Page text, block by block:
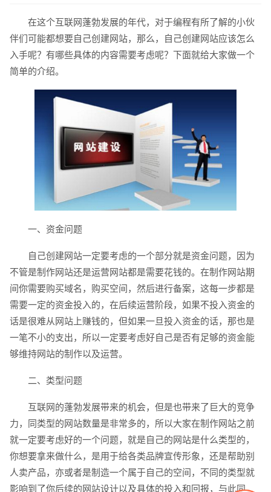
在这个互联网蓬勃发展的年代，对于编程有所了解的小伙
伴们可能都想要自己创建网站，那么，自己创建网站应该怎么
入手呢？有哪些具体的内容需要考虑呢？下面就给大家做一个
简单的介绍。
一、资金问题
自己创建网站一定要考虑的一个部分就是资金问题，因为
不管是制作网站还是运营网站都是需要花钱的。在制作网站期
间你需要购买域名，购买空间，然后进行备案，这每一步都是
需要一定的资金投入的，在后续运营阶段，如果不投入资金的
话是很难从网站上赚钱的，但如果一旦投入资金的话，那也是
一笔不小的支出，所以一定要考虑好自己是否有足够的资金能
够维持网站的制作以及运营。
二、类型问题
互联网的蓬勃发展带来的机会，但是也带来了巨大的竞争
力，同类型的网站数量是非常多的，所以大家在制作网站之前
就一定要考虑好的一个问题，就是自己的网站是什么类型的，
你想要拿来做什么，是用于给各类品牌宣传形象，还是帮助别
人卖产品，亦或者是制造一个属于自己的空间，不同的类型就
影响到了你后续的网站设计以及具体的投入和回报，与此同
电话 微信号